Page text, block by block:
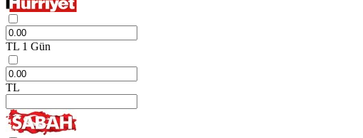
TL 1 Gün
TL